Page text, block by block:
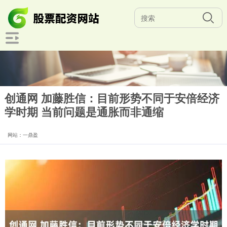
创通网 加藤胜信：目前形势不同于安倍经济
学时期 当前问题是通胀而非通缩
网站：一鼎盈